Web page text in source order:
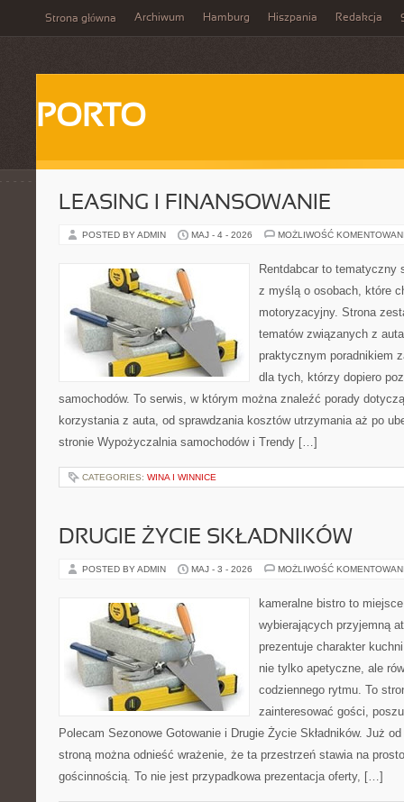
Strona główna Archiwum Hamburg Hiszpania Redakcja
PORTO
LEASING I FINANSOWANIE
POSTED BY ADMIN MAJ - 4 - 2026 MOŻLIWOŚĆ
Rentdabcar to tematyczny
z myślą o osobach, które
motoryzacyjny. Strona
tematów związanych z
praktycznym poradnikiem
dla tych, którzy dopiero
samochodów. To serwis, w którym można znaleźć porady
korzystania z auta, od sprawdzania kosztów utrzymania aż po
stronie Wypożyczalnia samochodów i Trendy […]
CATEGORIES: WINA I WINNICE
DRUGIE ŻYCIE SKŁADNIKÓW
POSTED BY ADMIN MAJ - 3 - 2026 MOŻLIWOŚĆ
kameralne bistro to
wybierających przyjemną
prezentuje charakter
nie tylko apetyczne, ale
codziennego rytmu. To
zainteresować gości,
Polecam Sezonowe Gotowanie i Drugie Życie Składników. Już
stroną można odnieść wrażenie, że ta przestrzeń stawia na
gościnnością. To nie jest przypadkowa prezentacja oferty, […]